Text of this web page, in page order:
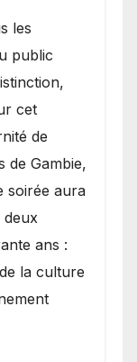
les
public
cet
de
de Gambie,
soirée aura
ans :
la culture